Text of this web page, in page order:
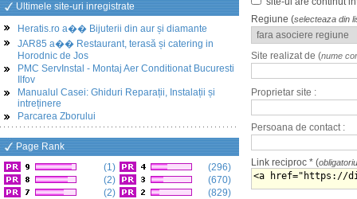
Ultimele site-uri inregistrate
Heratis.ro a�� Bijuterii din aur și diamante
JAR85 a�� Restaurant, terasă și catering in
Horodnic de Jos
PMC ServInstal - Montaj Aer Conditionat Bucuresti
Ilfov
Manualul Casei: Ghiduri Reparații, Instalații și
intreținere
Parcarea Zborului
Page Rank
(1)
(2)
(2)
(296)
(670)
(829)
Regiune (selecteaza din
Site realizat de (nume
Proprietar site :
Persoana de contact :
Link reciproc * (